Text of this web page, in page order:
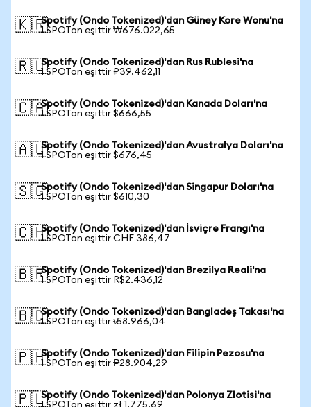
🇰🇷Spotify (Ondo Tokenized)'dan Güney Kore Wonu'na
1 SPOTon eşittir ₩676.022,65
🇷🇺Spotify (Ondo Tokenized)'dan Rus Rublesi'na
1 SPOTon eşittir ₽39.462,11
🇨🇦Spotify (Ondo Tokenized)'dan Kanada Doları'na
1 SPOTon eşittir $666,55
🇦🇺Spotify (Ondo Tokenized)'dan Avustralya Doları'na
1 SPOTon eşittir $676,45
🇸🇬Spotify (Ondo Tokenized)'dan Singapur Doları'na
1 SPOTon eşittir $610,30
🇨🇭Spotify (Ondo Tokenized)'dan İsviçre Frangı'na
1 SPOTon eşittir CHF 386,47
🇧🇷Spotify (Ondo Tokenized)'dan Brezilya Reali'na
1 SPOTon eşittir R$2.436,12
🇧🇩Spotify (Ondo Tokenized)'dan Bangladeş Takası'na
1 SPOTon eşittir ৳58.966,04
🇵🇭Spotify (Ondo Tokenized)'dan Filipin Pezosu'na
1 SPOTon eşittir ₱28.904,29
🇵🇱Spotify (Ondo Tokenized)'dan Polonya Zlotisi'na
1 SPOTon eşittir zł 1.775,69